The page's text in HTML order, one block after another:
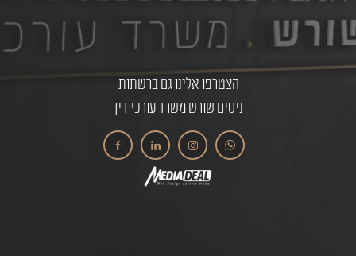
הצטרפו אלינו גם ברשתות
ניסים שורש משרד עורכי דין